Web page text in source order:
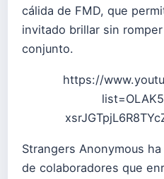
cálida de FMD, que
invitado brillar sin
conjunto.
https://
Strangers Anonymous
de colaboradores que